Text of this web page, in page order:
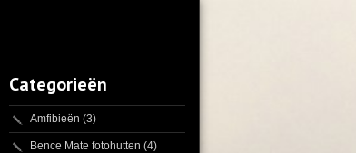
Categorieën
Amfibieën (3)
Bence Mate fotohutten (4)